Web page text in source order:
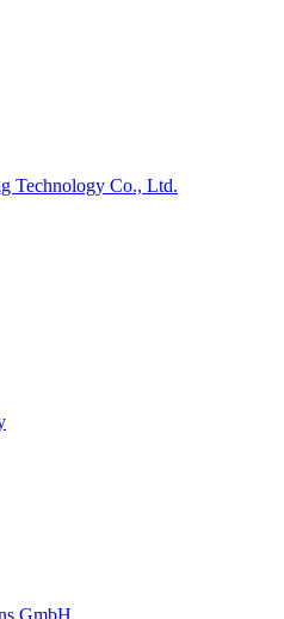
Technology Co., Ltd.
GmbH